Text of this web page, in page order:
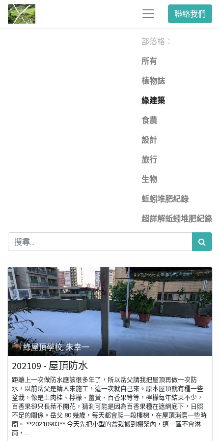
聯絡我們
部落格：
所有
植物誌
綠建築
食農
設計
旅行
生物
蚯蚓堆肥紀錄
超詳解蚯蚓堆肥紀錄
綠屋頂學校, 朱幸一
202109 - 屋頂防水
距離上一次做防水應該很多年了，所以岳父請我把屋頂再做一次防
水，以前岳父是請人來施工，這一次就自己來。原本屋頂就有種一些
盆栽，像是土肉桂、檸檬、薑黃、百香果等等，檸檬每年結果不少，
百香果卻只長葉不開花，猜測可能是因為百香果種在遮網底下，日照
不足的關係。岳父 80 幾歲，每天都會爬一段樓梯，在屋頂消磨一些時
間。 **20210903** 今天先把小型的盆栽搬到棚架內，這一區不會淋
雨，...